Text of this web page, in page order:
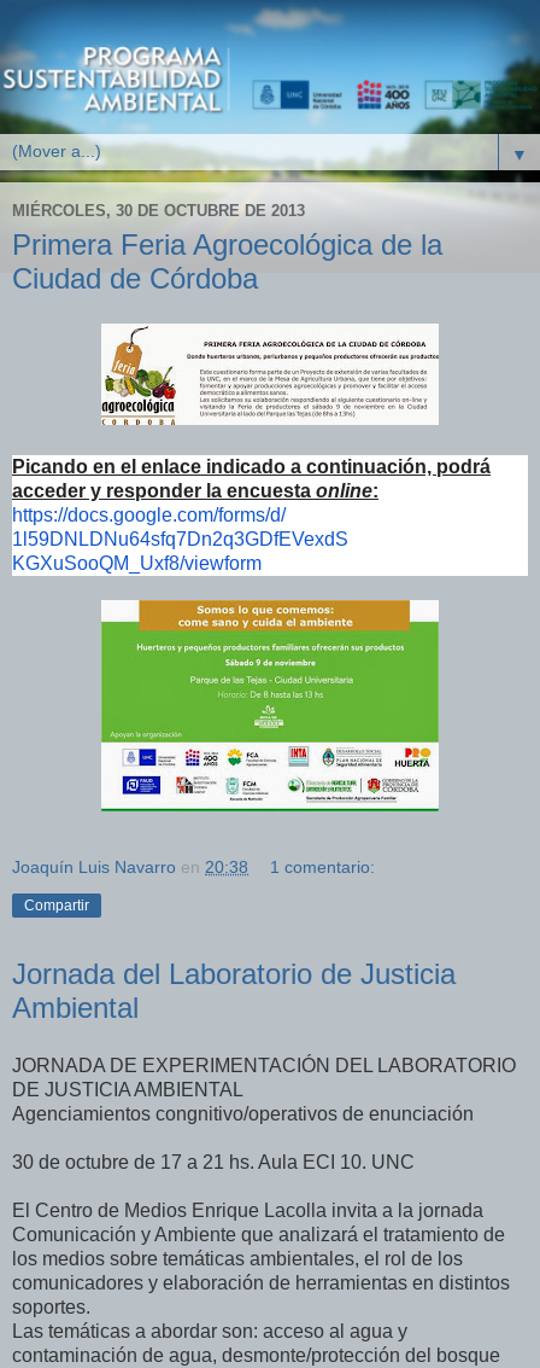
▼
MIÉRCOLES, 30 DE OCTUBRE DE 2013
Primera Feria Agroecológica de la
Ciudad de Córdoba
Picando en el enlace indicado a continuación, podrá
acceder y responder la encuesta online:
https://docs.google.com/forms/d/
1l59DNLDNu64sfq7Dn2q3GDfEVexdS
KGXuSooQM_Uxf8/viewform
Joaquín Luis Navarro en 20:38 1 comentario:
Compartir
Jornada del Laboratorio de Justicia
Ambiental
JORNADA DE EXPERIMENTACIÓN DEL LABORATORIO
DE JUSTICIA AMBIENTAL
Agenciamientos congnitivo/operativos de enunciación
30 de octubre de 17 a 21 hs. Aula ECI 10. UNC
El Centro de Medios Enrique Lacolla invita a la jornada
Comunicación y Ambiente que analizará el tratamiento de
los medios sobre temáticas ambientales, el rol de los
comunicadores y elaboración de herramientas en distintos
soportes.
Las temáticas a abordar son: acceso al agua y
contaminación de agua, desmonte/protección del bosque